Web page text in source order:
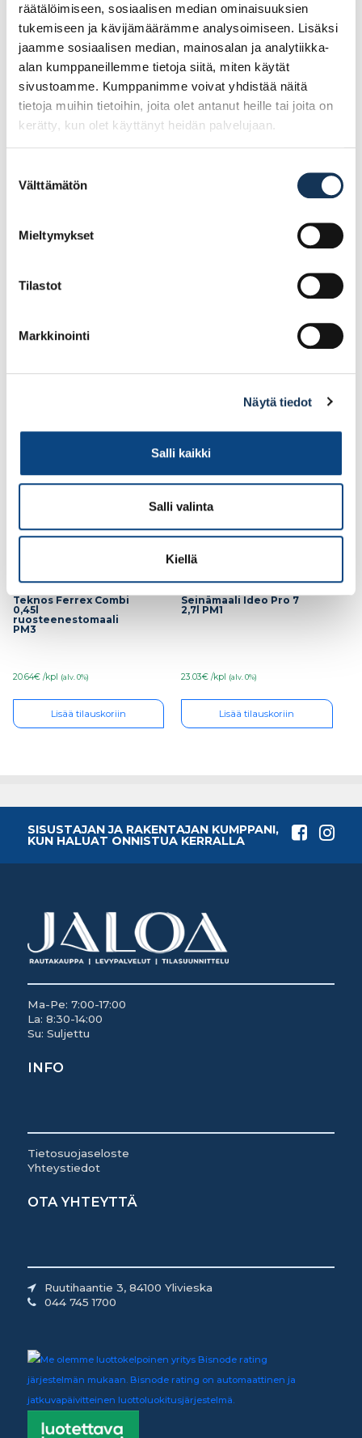
räätälöimiseen, sosiaalisen median ominaisuuksien
tukemiseen ja kävijämäärämme analysoimiseen. Lisäksi
jaamme sosiaalisen median, mainosalan ja analytiikka-
alan kumppaneillemme tietoja siitä, miten käytät
sivustoamme. Kumppanimme voivat yhdistää näitä
tietoja muihin tietoihin, joita olet antanut heille tai joita on
kerätty, kun olet käyttänyt heidän palvelujaan.
valinta
Välttämätön
Mieltymykset
Tilastot
Markkinointi
Näytä tiedot
Salli kaikki
Salli valinta
Kiellä
Tutustu myös
2,7l ruosteenestomaali
PM3
Teknos Futura aqua 40
Teknos Ferrex Combi
0,45l
ruosteenestomaali
PM3
20.64€ /kpl (alv. 0%)
Lisää tilauskoriin
Seinämaali Ideo Pro 7
2,7l PM1
23.03€ /kpl (alv. 0%)
Lisää tilauskoriin
SISUSTAJAN JA RAKENTAJAN KUMPPANI,
KUN HALUAT ONNISTUA KERRALLA
Ma-Pe: 7:00-17:00
La: 8:30-14:00
Su: Suljettu
INFO
Tietosuojaseloste
Yhteystiedot
OTA YHTEYTTÄ
Ruutihaantie 3, 84100 Ylivieska
044 745 1700